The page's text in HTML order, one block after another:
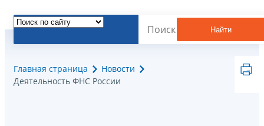
Найти
Главная страница
Новости
Деятельность ФНС России